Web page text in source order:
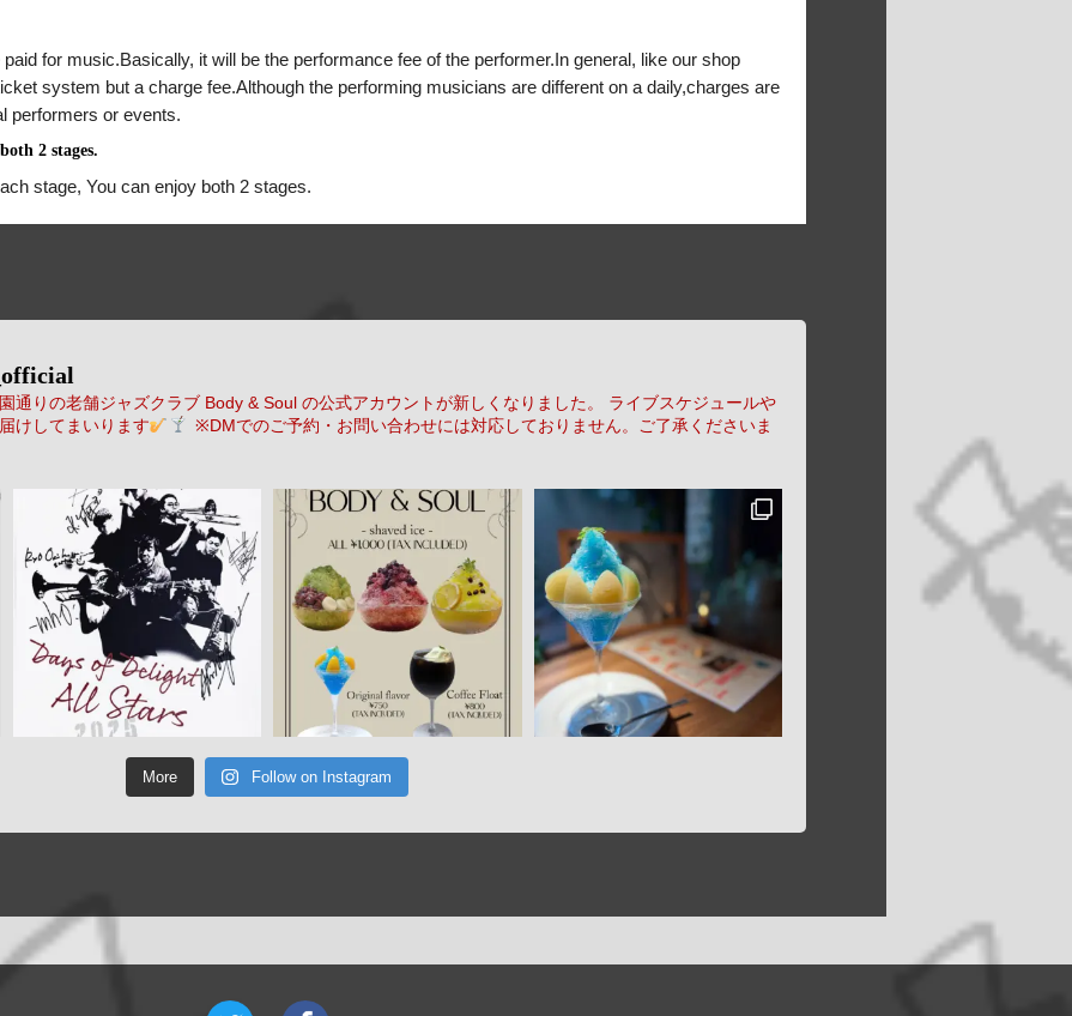
for music.Basically, it will be the performance fee of the performer.In general, like our shop
system but a charge fee.Although the performing musicians are different on a daily,charges are
performers or events.
2 stages.
stage, You can enjoy both 2 stages.
通りの老舗ジャズクラブ Body & Soul の公式アカウントが新しくなりました。
ライブスケジュールや
けしてまいります
※DMでのご予約・お問い合わせには対応しておりません。ご了承くださいま
More Follow on Instagram